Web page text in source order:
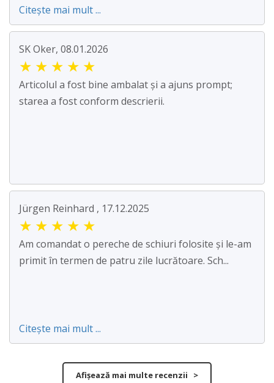
Citește mai mult ...
SK Oker, 08.01.2026
★ ★ ★ ★ ★
Articolul a fost bine ambalat și a ajuns prompt;
starea a fost conform descrierii.
Jürgen Reinhard , 17.12.2025
★ ★ ★ ★ ★
Am comandat o pereche de schiuri folosite și le-am
primit în termen de patru zile lucrătoare. Sch...
Citește mai mult ...
Afișează mai multe recenzii >